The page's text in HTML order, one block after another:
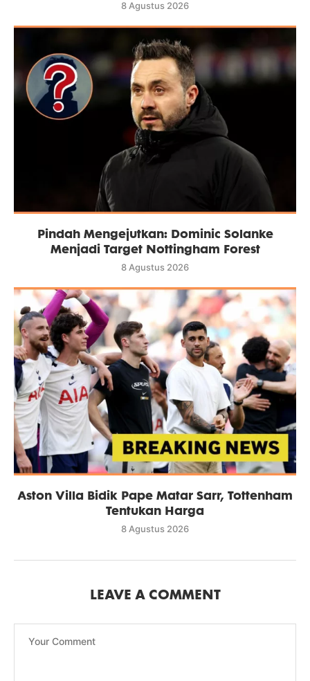
8 Agustus 2026
Pindah Mengejutkan: Dominic Solanke
Menjadi Target Nottingham Forest
8 Agustus 2026
Aston Villa Bidik Pape Matar Sarr, Tottenham
Tentukan Harga
8 Agustus 2026
LEAVE A COMMENT